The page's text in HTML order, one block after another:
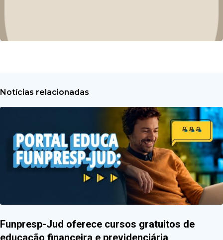
Notícias relacionadas
Funpresp-Jud oferece cursos gratuitos de
educação financeira e previdenciária